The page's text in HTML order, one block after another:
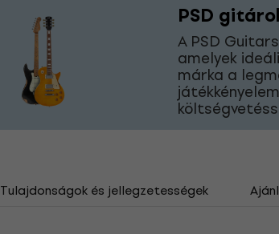
PSD
A PSD
amelyek
márka a
Tulajdonságok és jellegzetességek